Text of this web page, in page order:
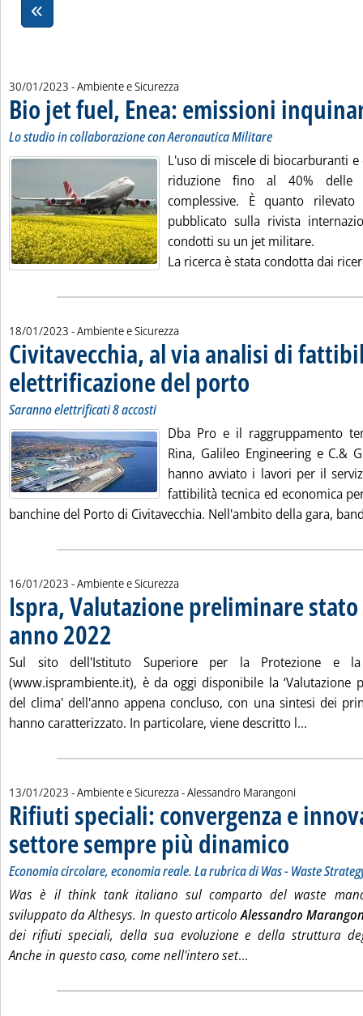
30/01/2023 - Ambiente e Sicurezza
Bio jet fuel, Enea: emissioni
Lo studio in collaborazione con Aeronautica Militare
L'uso di miscele di biocarburanti
riduzione fino al 40% delle
complessive. È quanto
pubblicato sulla rivista
condotti su un jet militare.
La ricerca è stata condotta dai
18/01/2023 - Ambiente e Sicurezza
Civitavecchia, al via analisi di
elettrificazione del porto
Saranno elettrificati 8 accosti
Dba Pro e il raggruppamento
Rina, Galileo Engineering e C.&
hanno avviato i lavori per il
fattibilità tecnica ed economica
banchine del Porto di Civitavecchia. Nell'ambito della gara,
16/01/2023 - Ambiente e Sicurezza
Ispra, Valutazione preliminare
anno 2022 . Pubblicata lunedì 16 gennaio 2023 alle 17.20.
Sul sito dell'Istituto Superiore per la Protezione e la
(www.isprambiente.it), è da oggi disponibile la ‘Valutazione
del clima' dell'anno appena concluso, con una sintesi dei
hanno caratterizzato. In particolare, viene descritto l...
13/01/2023 - Ambiente e Sicurezza -di:
Alessandro Marangoni
Rifiuti speciali: convergenza e
settore sempre più dinamico
Economia circolare, economia reale. La rubrica di Was - Waste
Was è il think tank italiano sul comparto del waste
sviluppato da Althesys. In questo articoloAlessandro
dei rifiuti speciali, della sua evoluzione e della struttura
Anche in questo caso, come nell'intero set...